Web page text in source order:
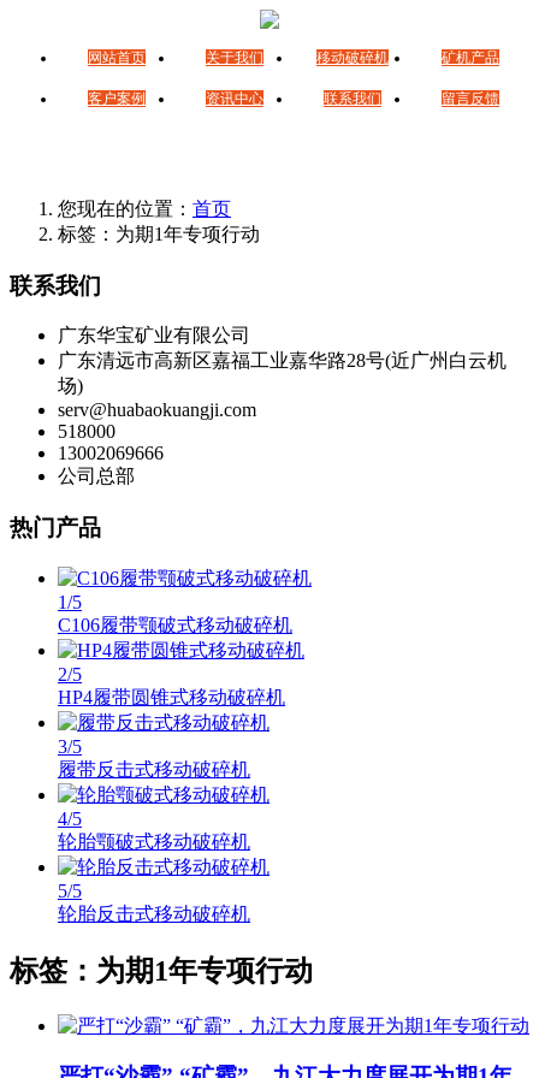
网站首页 关于我们 移动破碎机 矿机产品
客户案例 资讯中心 联系我们 留言反馈
您现在的位置： 首页
标签：为期1年专项行动
联系我们
广东华宝矿业有限公司
广东清远市高新区嘉福工业嘉华路28号(近广州白云机
场)
serv@huabaokuangji.com
518000
13002069666
公司总部
热门产品
1/5
C106履带颚破式移动破碎机
2/5
HP4履带圆锥式移动破碎机
3/5
履带反击式移动破碎机
4/5
轮胎颚破式移动破碎机
5/5
轮胎反击式移动破碎机
标签：为期1年专项行动